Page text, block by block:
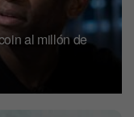
al millón de